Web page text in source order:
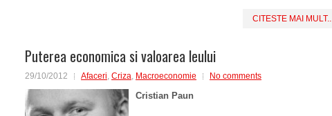
CITESTE MAI
Puterea economica si valoarea leului
29/10/2012 Afaceri, Criza, Macroeconomie No comments
Cristian Paun